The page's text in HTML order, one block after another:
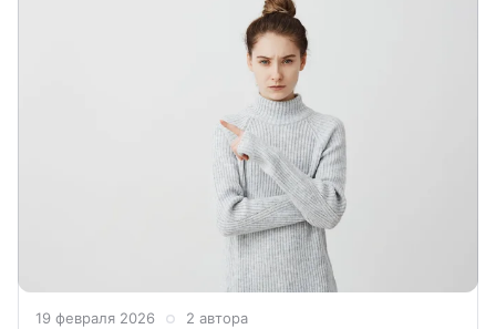
19 февраля 2026 2 автора